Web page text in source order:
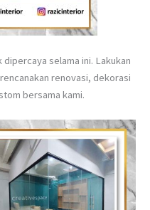
selama ini. Lakukan
renovasi, dekorasi
bersama kami.